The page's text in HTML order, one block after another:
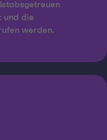
und die
werden.